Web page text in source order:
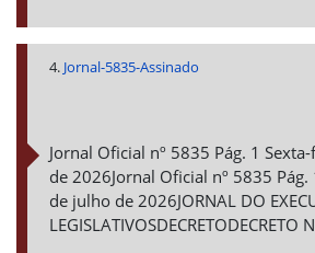
4. Jornal-5835-Assinado
Jornal Oficial nº 5835 Pág. 1
de 2026Jornal Oficial nº 5835 Pág.
de julho de 2026JORNAL DO
LEGISLATIVOSDECRETODECRETO